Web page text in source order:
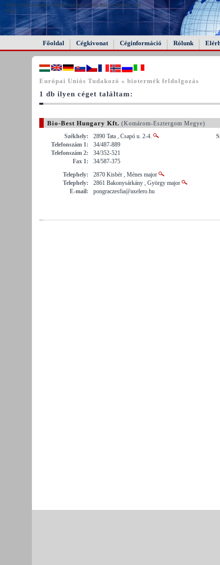
FAIL (the browser should render some flash content, not
this).
Főoldal Cégkivonat Céginformáció Rólunk
Európai Uniós Tudakozó « biotermék feldolgozás
1 db ilyen céget találtam:
Bio-Best Hungary Kft. (Komárom-Esztergom Megye)
Székhely:
2890 Tata , Csapó u. 2-4.
Telefonszám 1:
34/487-889
Telefonszám 2:
34/352-521
Fax 1:
34/587-375
Telephely:
2870 Kisbér , Ménes major
Telephely:
2861 Bakonysárkány , György major
E-mail:
pongraczesfia@axelero.hu